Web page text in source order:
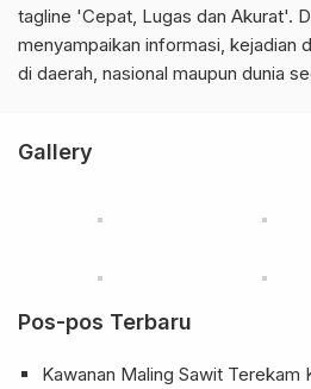
tagline 'Cepat, Lugas dan Akurat'.
menyampaikan informasi, kejadian
di daerah, nasional maupun dunia
Gallery
Pos-pos Terbaru
Kawanan Maling Sawit Terekam